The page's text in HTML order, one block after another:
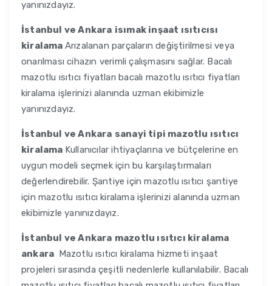
yanınızdayız.
İstanbul ve Ankara isımak inşaat ısıtıcısı
kiralama Arızalanan parçaların değiştirilmesi veya
onarılması cihazın verimli çalışmasını sağlar. Bacalı
mazotlu ısıtıcı fiyatları bacalı mazotlu ısıtıcı fiyatları
kiralama işlerinizi alanında uzman ekibimizle
yanınızdayız.
İstanbul ve Ankara sanayi tipi mazotlu ısıtıcı
kiralama Kullanıcılar ihtiyaçlarına ve bütçelerine en
uygun modeli seçmek için bu karşılaştırmaları
değerlendirebilir. Şantiye için mazotlu ısıtıcı şantiye
için mazotlu ısıtıcı kiralama işlerinizi alanında uzman
ekibimizle yanınızdayız.
İstanbul ve Ankara mazotlu ısıtıcı kiralama
ankara Mazotlu ısıtıcı kiralama hizmeti inşaat
projeleri sırasında çeşitli nedenlerle kullanılabilir. Bacalı